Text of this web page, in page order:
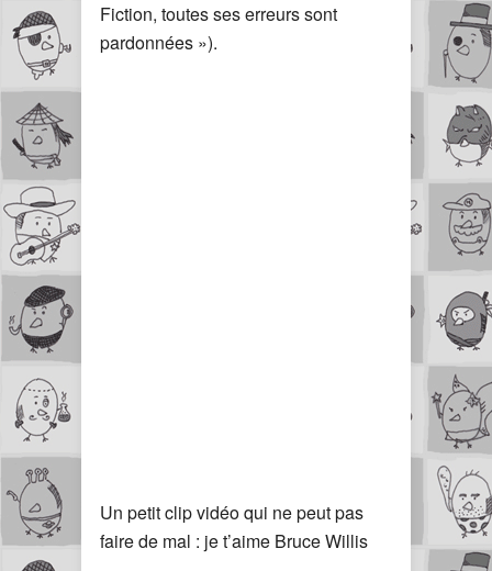
Fiction, toutes ses erreurs sont
pardonnées »).
Un petit clip vidéo qui ne peut pas
faire de mal : je t’aime Bruce Willis